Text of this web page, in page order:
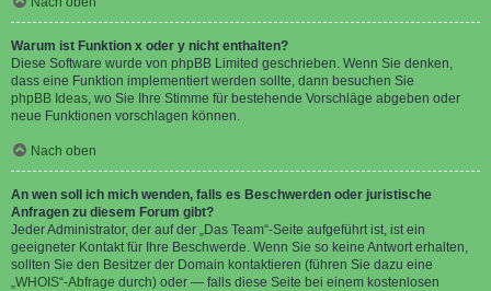
Warum ist Funktion x oder y nicht enthalten?
Diese Software wurde von phpBB Limited geschrieben. Wenn Sie denken,
dass eine Funktion implementiert werden sollte, dann besuchen Sie
phpBB Ideas, wo Sie Ihre Stimme für bestehende Vorschläge abgeben oder
neue Funktionen vorschlagen können.
Nach oben
An wen soll ich mich wenden, falls es Beschwerden oder juristische
Anfragen zu diesem Forum gibt?
Jeder Administrator, der auf der „Das Team“-Seite aufgeführt ist, ist ein
geeigneter Kontakt für Ihre Beschwerde. Wenn Sie so keine Antwort erhalten,
sollten Sie den Besitzer der Domain kontaktieren (führen Sie dazu eine
„WHOIS“-Abfrage durch) oder — falls diese Seite bei einem kostenlosen